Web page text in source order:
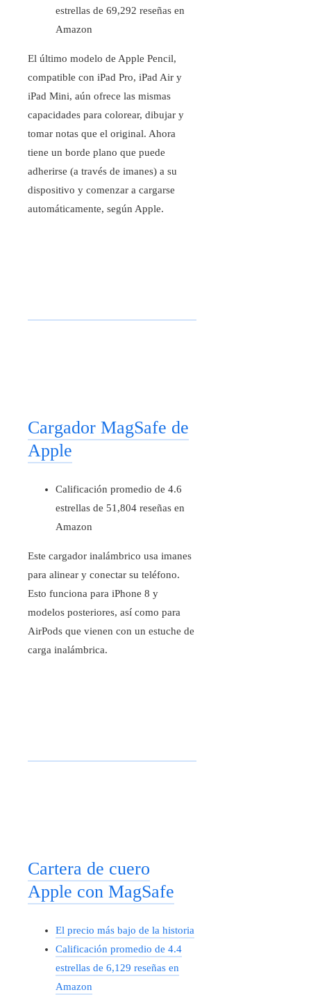
estrellas de 69,292 reseñas en
Amazon
El último modelo de Apple Pencil,
compatible con iPad Pro, iPad Air y
iPad Mini, aún ofrece las mismas
capacidades para colorear, dibujar y
tomar notas que el original. Ahora
tiene un borde plano que puede
adherirse (a través de imanes) a su
dispositivo y comenzar a cargarse
automáticamente, según Apple.
Cargador MagSafe de
Apple
Calificación promedio de 4.6
estrellas de 51,804 reseñas en
Amazon
Este cargador inalámbrico usa imanes
para alinear y conectar su teléfono.
Esto funciona para iPhone 8 y
modelos posteriores, así como para
AirPods que vienen con un estuche de
carga inalámbrica.
Cartera de cuero
Apple con MagSafe
El precio más bajo de la historia
Calificación promedio de 4.4
estrellas de 6,129 reseñas en
Amazon